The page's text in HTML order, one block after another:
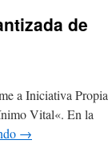
de
a Iniciativa Propia
Vital«. En la
→